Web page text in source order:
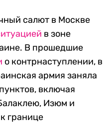
салют в Москве
в зоне
В прошедшие
о контрнаступлении, в
армия заняла
включая
Изюм и
границе